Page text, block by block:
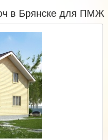
в Брянске для ПМЖ